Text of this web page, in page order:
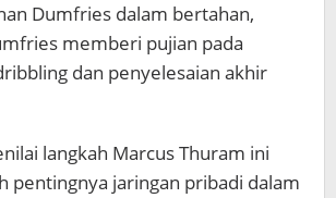
Dumfries dalam bertahan,
memberi pujian pada
dan penyelesaian akhir
langkah Marcus Thuram ini
pentingnya jaringan pribadi dalam